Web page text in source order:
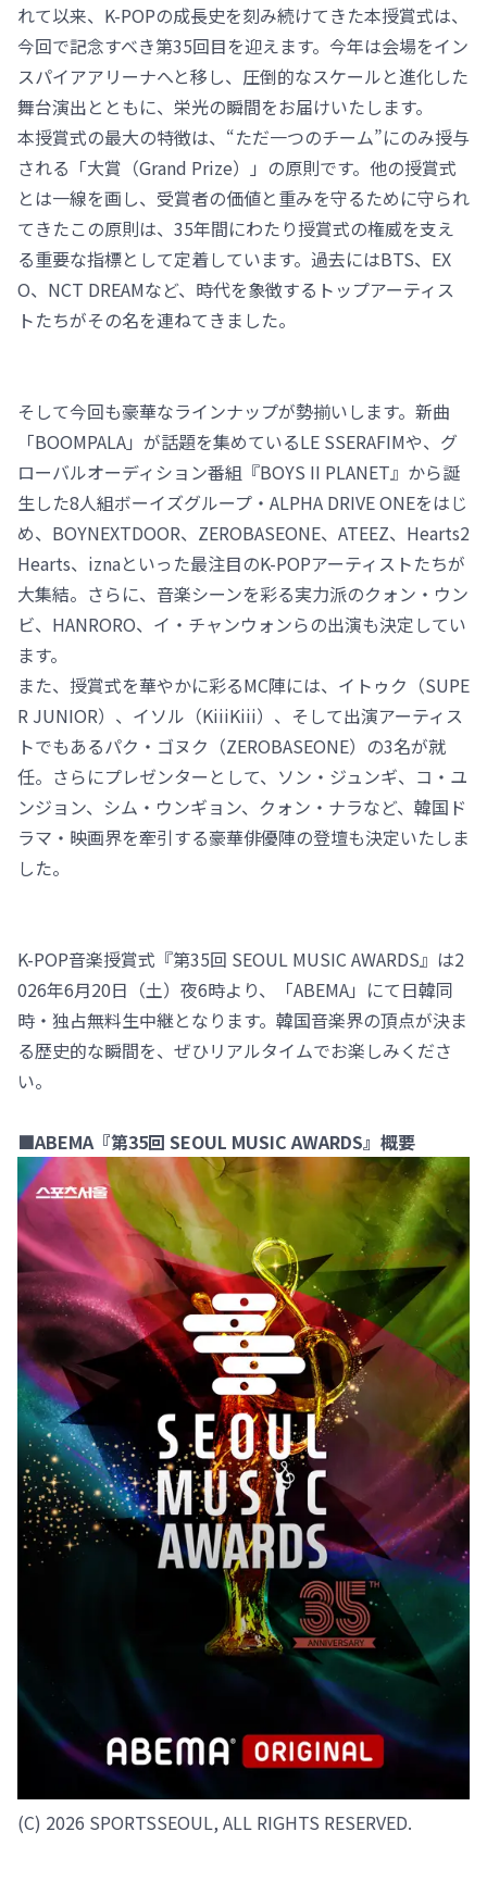
れて以来、K-POPの成長史を刻み続けてきた本授賞式は、
今回で記念すべき第35回目を迎えます。今年は会場をイン
スパイアアリーナへと移し、圧倒的なスケールと進化した
舞台演出とともに、栄光の瞬間をお届けいたします。
本授賞式の最大の特徴は、“ただ一つのチーム”にのみ授与
される「大賞（Grand Prize）」の原則です。他の授賞式
とは一線を画し、受賞者の価値と重みを守るために守られ
てきたこの原則は、35年間にわたり授賞式の権威を支え
る重要な指標として定着しています。過去にはBTS、EX
O、NCT DREAMなど、時代を象徴するトップアーティス
トたちがその名を連ねてきました。
そして今回も豪華なラインナップが勢揃いします。新曲
「BOOMPALA」が話題を集めているLE SSERAFIMや、グ
ローバルオーディション番組『BOYS II PLANET』から誕
生した8人組ボーイズグループ・ALPHA DRIVE ONEをはじ
め、BOYNEXTDOOR、ZEROBASEONE、ATEEZ、Hearts2
Hearts、iznaといった最注目のK-POPアーティストたちが
大集結。さらに、音楽シーンを彩る実力派のクォン・ウン
ビ、HANRORO、イ・チャンウォンらの出演も決定してい
ます。
また、授賞式を華やかに彩るMC陣には、イトゥク（SUPE
R JUNIOR）、イソル（KiiiKiii）、そして出演アーティス
トでもあるパク・ゴヌク（ZEROBASEONE）の3名が就
任。さらにプレゼンターとして、ソン・ジュンギ、コ・ユ
ンジョン、シム・ウンギョン、クォン・ナラなど、韓国ド
ラマ・映画界を牽引する豪華俳優陣の登壇も決定いたしま
した。
K-POP音楽授賞式『第35回 SEOUL MUSIC AWARDS』は2
026年6月20日（土）夜6時より、「ABEMA」にて日韓同
時・独占無料生中継となります。韓国音楽界の頂点が決ま
る歴史的な瞬間を、ぜひリアルタイムでお楽しみくださ
い。
■ABEMA『第35回 SEOUL MUSIC AWARDS』概要
(C) 2026 SPORTSSEOUL, ALL RIGHTS RESERVED.